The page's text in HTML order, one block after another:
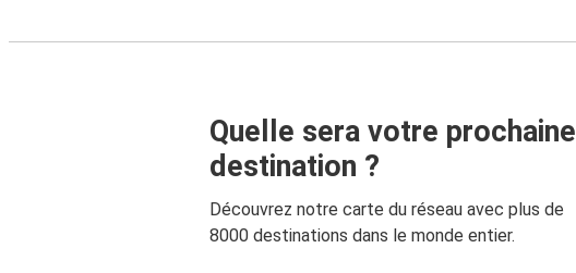
Quelle sera votre prochaine
destination ?
Découvrez notre carte du réseau avec plus de
8000 destinations dans le monde entier.